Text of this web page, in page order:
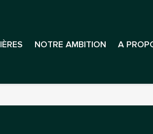
NOTRE AMBITION A